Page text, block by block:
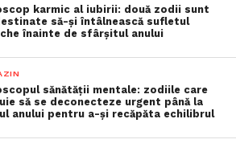
karmic al iubirii: două zodii sunt
să-și întâlnească sufletul
înainte de sfârșitul anului
sănătății mentale: zodiile care
să se deconecteze urgent până la
anului pentru a-și recăpăta echilibrul